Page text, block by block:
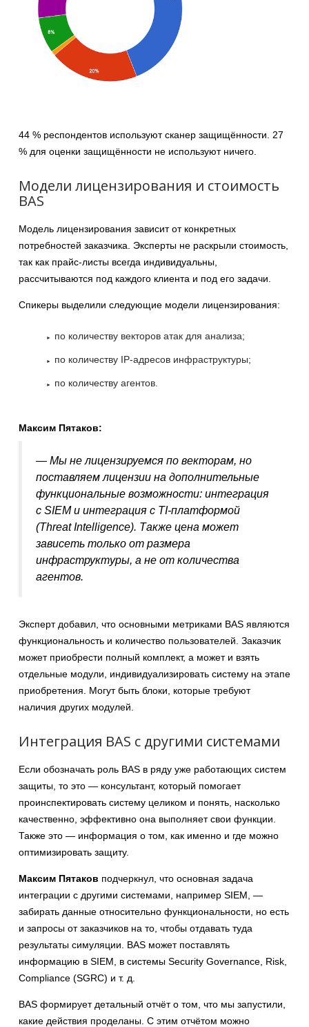
44 % респондентов используют сканер защищённости. 27
% для оценки защищённости не используют ничего.
Модели лицензирования и стоимость
BAS
Модель лицензирования зависит от конкретных
потребностей заказчика. Эксперты не раскрыли стоимость,
так как прайс-листы всегда индивидуальны,
рассчитываются под каждого клиента и под его задачи.
Спикеры выделили следующие модели лицензирования:
по количеству векторов атак для анализа;
по количеству IP-адресов инфраструктуры;
по количеству агентов.
Максим Пятаков:
— Мы не лицензируемся по векторам, но
поставляем лицензии на дополнительные
функциональные возможности: интеграция
с SIEM и интеграция с TI-платформой
(Threat Intelligence). Также цена может
зависеть только от размера
инфраструктуры, а не от количества
агентов.
Эксперт добавил, что основными метриками BAS являются
функциональность и количество пользователей. Заказчик
может приобрести полный комплект, а может и взять
отдельные модули, индивидуализировать систему на этапе
приобретения. Могут быть блоки, которые требуют
наличия других модулей.
Интеграция BAS с другими системами
Если обозначать роль BAS в ряду уже работающих систем
защиты, то это — консультант, который помогает
проинспектировать систему целиком и понять, насколько
качественно, эффективно она выполняет свои функции.
Также это — информация о том, как именно и где можно
оптимизировать защиту.
Максим Пятаков подчеркнул, что основная задача
интеграции с другими системами, например SIEM, —
забирать данные относительно функциональности, но есть
и запросы от заказчиков на то, чтобы отдавать туда
результаты симуляции. BAS может поставлять
информацию в SIEM, в системы Security Governance, Risk,
Compliance (SGRC) и т. д.
BAS формирует детальный отчёт о том, что мы запустили,
какие действия проделаны. С этим отчётом можно